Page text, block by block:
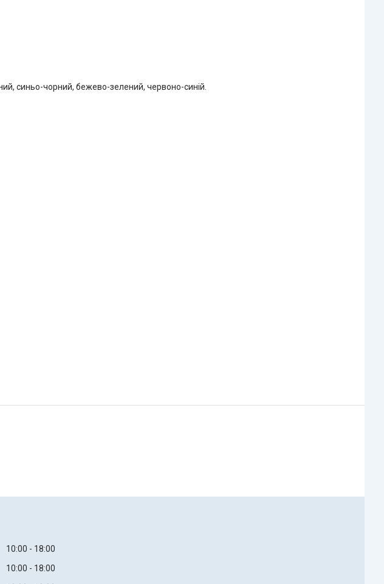
синьо-чорний, бежево-зелений, червоно-синій.
10:00
18:00
10:00
18:00